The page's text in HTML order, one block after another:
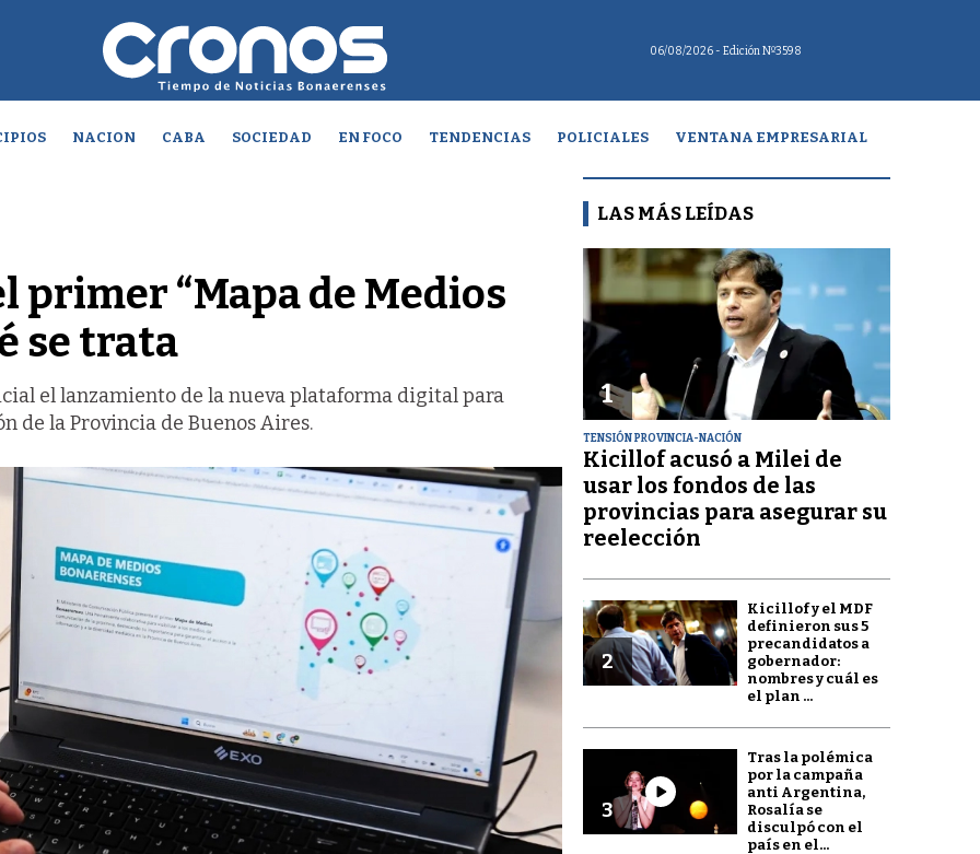
06/08/2026 - Edición Nº3598
NACION CABA SOCIEDAD EN FOCO TENDENCIAS POLICIALES VENTANA EMPRESARIAL
primer “Mapa de Medios
se trata
el lanzamiento de la nueva plataforma digital para
de la Provincia de Buenos Aires.
LAS MÁS LEÍDAS
1
TENSIÓN PROVINCIA-NACIÓN
Kicillof acusó a Milei de
usar los fondos de las
provincias para asegurar su
reelección
2
Kicillof y el MDF
definieron sus 5
precandidatos a
gobernador:
nombres y cuál es
el plan ...
3
Tras la polémica
por la campaña
anti Argentina,
Rosalía se
disculpó con el
país en el...